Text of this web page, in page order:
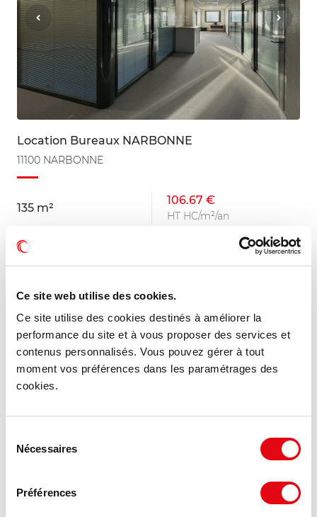
Ce site web utilise des cookies.
Ce site utilise des cookies destinés à améliorer la
performance du site et à vous proposer des services et
contenus personnalisés. Vous pouvez gérer à tout
moment vos préférences dans les paramétrages des
cookies.
Nécessaires
Préférences
Location Bureaux NARBONNE
11100 NARBONNE
135 m²
106.67 €
HT HC/m²/an
11100 NARBONNE